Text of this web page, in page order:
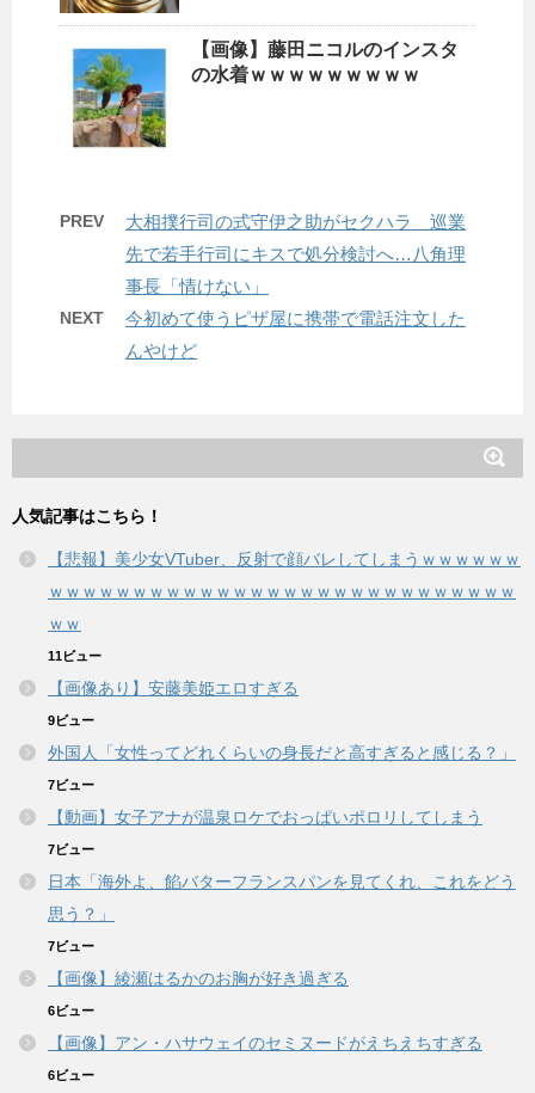
【画像】藤田ニコルのインスタ
の水着ｗｗｗｗｗｗｗｗｗ
PREV
大相撲行司の式守伊之助がセクハラ 巡業
先で若手行司にキスで処分検討へ…八角理
事長「情けない」
NEXT
今初めて使うピザ屋に携帯で電話注文した
んやけど
人気記事はこちら！
【悲報】美少女VTuber、反射で顔バレしてしまうｗｗｗｗｗｗ
ｗｗｗｗｗｗｗｗｗｗｗｗｗｗｗｗｗｗｗｗｗｗｗｗｗｗｗｗ
ｗｗ
11ビュー
【画像あり】安藤美姫エロすぎる
9ビュー
外国人「女性ってどれくらいの身長だと高すぎると感じる？」
7ビュー
【動画】女子アナが温泉ロケでおっぱいポロリしてしまう
7ビュー
日本「海外よ、餡バターフランスパンを見てくれ、これをどう
思う？」
7ビュー
【画像】綾瀬はるかのお胸が好き過ぎる
6ビュー
【画像】アン・ハサウェイのセミヌードがえちえちすぎる
6ビュー